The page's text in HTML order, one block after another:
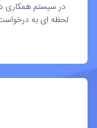
در سیستم همکاری